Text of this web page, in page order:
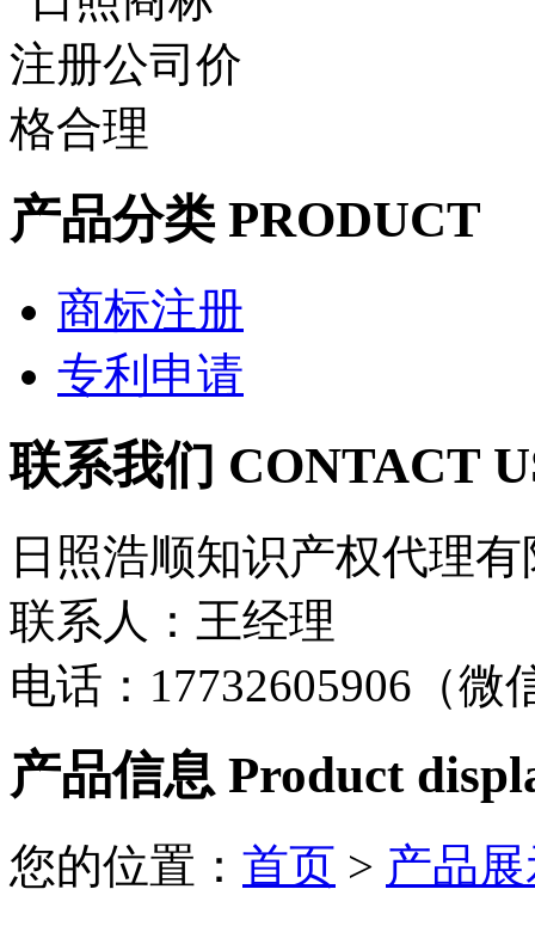
产品分类 PRODUCT
商标注册
专利申请
联系我们 CONTACT
日照浩顺知识产权代理
联系人：王经理
电话：17732605906（微
产品信息 Product
您的位置： 首页 > 产品